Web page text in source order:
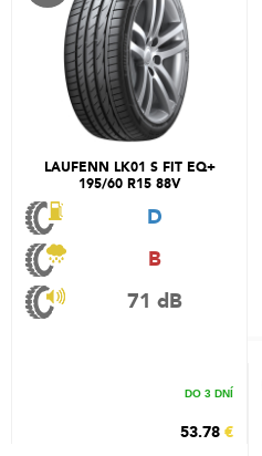
LAUFENN LK01 S FIT EQ+
195/60 R15 88V
D
B
71 dB
DO 3 DNÍ
53.78 €